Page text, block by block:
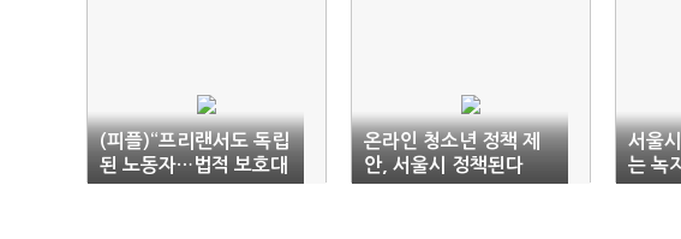
(피플)“프리랜서도 독립
된 노동자…법적 보호대
책 시급”
온라인 청소년 정책 제
안, 서울시 정책된다
서울
는 녹